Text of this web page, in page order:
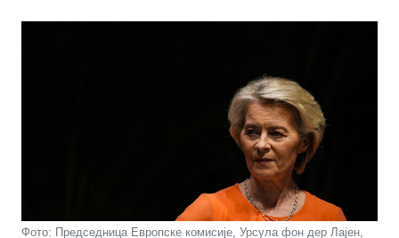
Фото: Председница Европске комисије, Урсула фон дер Лајен,